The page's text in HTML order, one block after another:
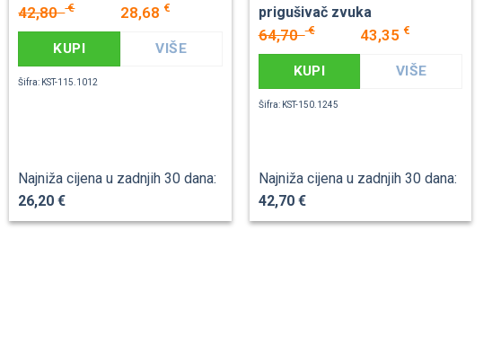
42,80€ 28,68 €
KUPI VIŠE
Šifra: KST-115.1012
Najniža cijena u zadnjih 30 dana:
26,20 €
prigušivač zvuka
64,70€ 43,35 €
KUPI VIŠE
Šifra: KST-150.1245
Najniža cijena u zadnjih 30 dana:
42,70 €